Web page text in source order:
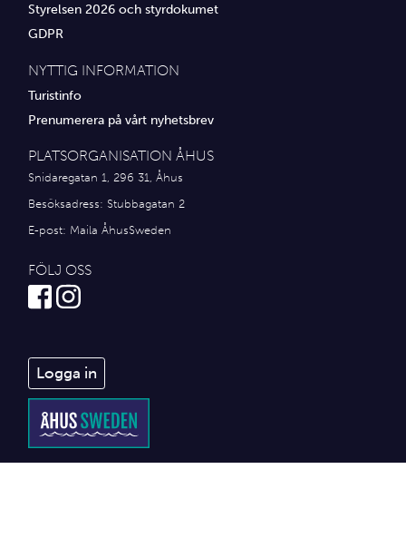
Styrelsen 2026 och styrdokumet
GDPR
NYTTIG INFORMATION
Turistinfo
Prenumerera på vårt nyhetsbrev
PLATSORGANISATION ÅHUS
Snidaregatan 1, 296 31, Åhus
Besöksadress: Stubbagatan 2
E-post: Maila ÅhusSweden
FÖLJ OSS
Logga in